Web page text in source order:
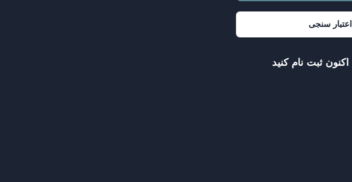
اعتبار سنجی
اکنون ثبت نام کنید